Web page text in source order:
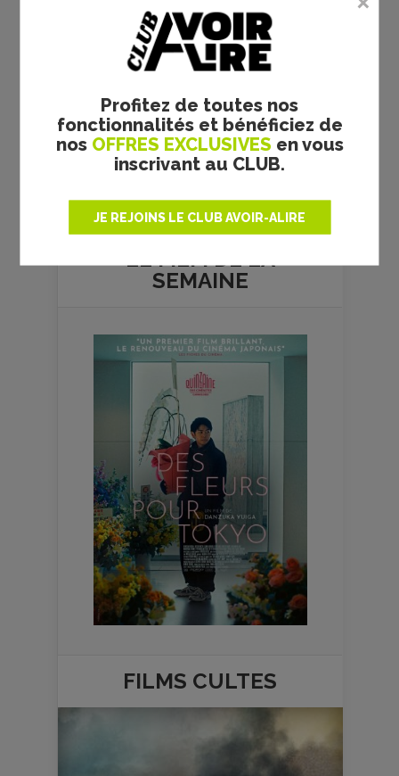
Profitez de toutes nos
fonctionnalités et bénéficiez de
nos OFFRES EXCLUSIVES en vous
inscrivant au CLUB.
JE REJOINS LE CLUB AVOIR-ALIRE
Plus de films
LE FILM DELA
SEMAINE
FILMS CULTES